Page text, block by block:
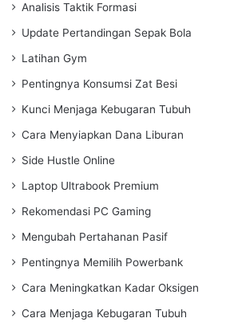
Analisis Taktik Formasi
Update Pertandingan Sepak Bola
Latihan Gym
Pentingnya Konsumsi Zat Besi
Kunci Menjaga Kebugaran Tubuh
Cara Menyiapkan Dana Liburan
Side Hustle Online
Laptop Ultrabook Premium
Rekomendasi PC Gaming
Mengubah Pertahanan Pasif
Pentingnya Memilih Powerbank
Cara Meningkatkan Kadar Oksigen
Cara Menjaga Kebugaran Tubuh